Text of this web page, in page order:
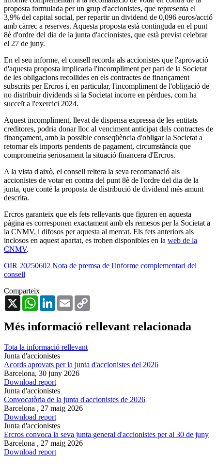
proposta formulada per un grup d'accionistes, que representa el
3,9% del capital social, per repartir un dividend de 0,096 euros/acció
amb càrrec a reserves. Aquesta proposta està continguda en el punt
8è d'ordre del dia de la junta d'accionistes, que està previst celebrar
el 27 de juny.
En el seu informe, el consell recorda als accionistes que l'aprovació
d'aquesta proposta implicaria l'incompliment per part de la Societat
de les obligacions recollides en els contractes de finançament
subscrits per Ercros i, en particular, l'incompliment de l'obligació de
no distribuir dividends si la Societat incorre en pèrdues, com ha
succeït a l'exercici 2024.
Aquest incompliment, llevat de dispensa expressa de les entitats
creditores, podria donar lloc al venciment anticipat dels contractes de
finançament, amb la possible conseqüència d'obligar la Societat a
retornar els imports pendents de pagament, circumstància que
comprometria seriosament la situació financera d'Ercros.
A la vista d'això, el consell reitera la seva recomanació als
accionistes de votar en contra del punt 8è de l'ordre del dia de la
junta, que conté la proposta de distribució de dividend més amunt
descrita.
Ercros garanteix que els fets rellevants que figuren en aquesta
pàgina es corresponen exactament amb els remesos per la Societat a
la CNMV, i difosos per aquesta al mercat. Els fets anteriors als
inclosos en aquest apartat, es troben disponibles en la web de la
CNMV.
OIR 20250602 Nota de premsa de l'informe complementari del
consell
Comparteix
X
WhatsAppLinkedInEmail
Més informació rellevant relacionada
Tota la informació rellevant
Junta d'accionistes
Acords aprovats per la junta d'accionistes del 2026
Barcelona, 30 juny 2026
Download report
Junta d'accionistes
Convocatòria de la junta d'accionistes de 2026
Barcelona , 27 maig 2026
Download report
Junta d'accionistes
Ercros convoca la seva junta general d'accionistes per al 30 de juny
Barcelona , 27 maig 2026
Download report